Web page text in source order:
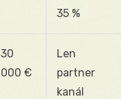
35 %
30
000 €
Len
partner
kanál